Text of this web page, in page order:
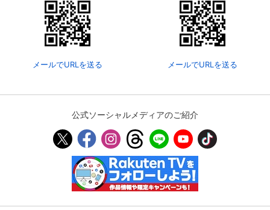
メールでURLを送る メールでURLを送る
公式ソーシャルメディアのご紹介